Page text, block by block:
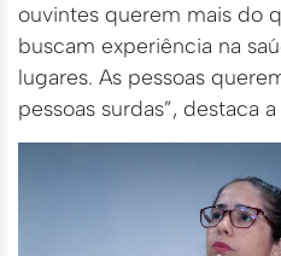
ouvintes querem mais do
buscam experiência na
lugares. As pessoas
pessoas surdas”, destaca